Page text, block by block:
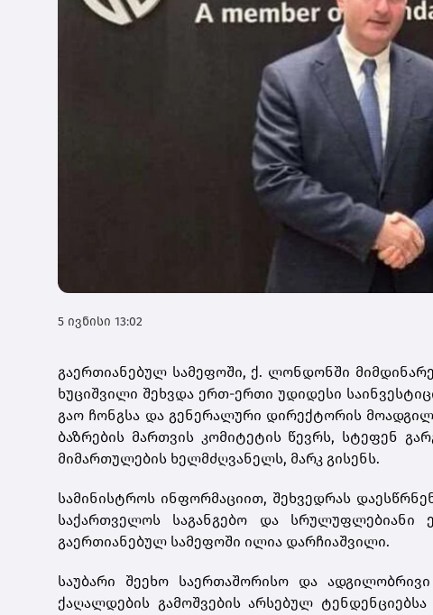
5 ივნისი 13:02
გაერთიანებულ სამეფოში, ქ. ლონდონში
ხუციშვილი შეხვდა ერთ-ერთი უდიდესი
გაო ჩონგსა და გენერალური დირექტორის
ბაზრების მართვის კომიტეტის წევრს, სტეფენ
მიმართულების ხელმძღვანელს, მარკ გისენს.
სამინისტროს ინფორმაციით, შეხვედრას
საქართველოს საგანგებო და
გაერთიანებულ სამეფოში ილია დარჩიაშვილი.
საუბარი შეეხო საერთაშორისო და
ქაღალდების გამოშვების არსებულ